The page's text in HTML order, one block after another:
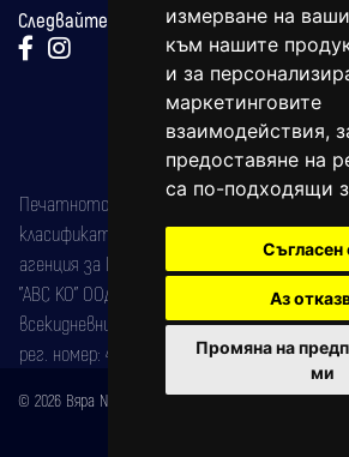
измерване на
към нашите
и за
маркетинговите
взаимодействия,
предоставяне на
са по-подходящи
Съгласен
Аз
Промяна на
ми
Следвайте ни:
Печатното издание на вестника е
класификатор на печатните издания
агенция за ISSN) под номер: ISSN 1312-4722.
"АВС КО" ООД е притежател на марката:
всекидневник на югозападна България, със
рег. номер: 47857/11.05.2004 година.
© 2026 Вяра News Всички права запазени!